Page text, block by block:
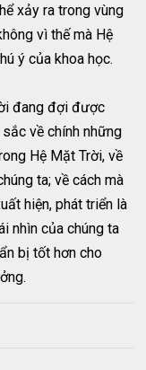
xảy ra trong vùng
vì thế mà Hệ
ý của khoa học.
đang đợi được
về chính những
Hệ Mặt Trời, về
ta; về cách mà
hiện, phát triển là
nhìn của chúng ta
bị tốt hơn cho